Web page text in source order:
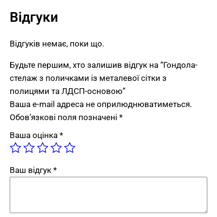
кронштейнів або тримачів цінників, що додає
функціонал економпанелей у моделі без
ЛДСП-основа з текстурою дерева
для стійкості нижньої частини
Нижня частина стелажа виконана з
ламінованого ДСП товщиною 18 мм у декорі з
функцію основи, а не повноцінних полиць. Це
зменшує сумарну вагу деревних елементів
виробу і додає конструкції стабільності за
рахунок концентрації маси внизу. Кромки
Відгуки
Відгуків немає, поки що.
Будьте першим, хто залишив відгук на “Гондола-
стелаж з поличками із металевої сітки з
полицями та ЛДСП-основою”
Ваша e-mail адреса не оприлюднюватиметься.
Обов’язкові поля позначені *
Ваша оцінка *
Ваш відгук *